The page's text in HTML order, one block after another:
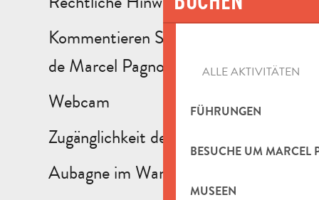
ALLE AKTIVITÄTEN
FÜHRUNGEN
BESUCHE UM MARCEL
MUSEEN
Kommentieren Sie "Petit Monde
de Marcel Pagnol".
Webcam
Zugänglichkeit der Website
Aubagne im Wandel der Zeit